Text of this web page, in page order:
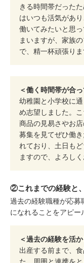
きる時間帯だった
はいつも活気があ
働いてみたいと思
まいますが、家族
で、精一杯頑張りま
＜働く時間帯が合
幼稚園と小学校に
め志望しました。
商品の見易さやお
募集を見てぜひ働
れており、土日も
ますので、よろしく
②これまでの経験と
過去の経験職種が応募
になれることをアピー
＜過去の経験を活
出産する前まで、
た。周囲と連携を